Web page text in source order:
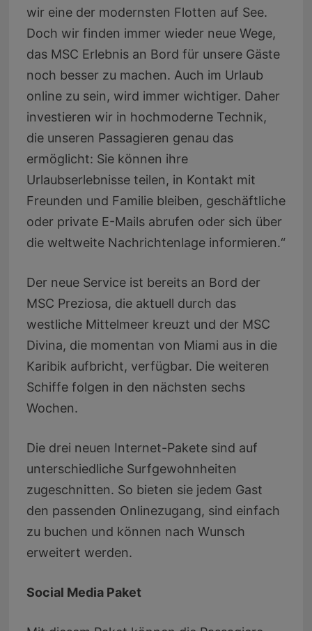
wir eine der modernsten Flotten auf See.
Doch wir finden immer wieder neue Wege,
das MSC Erlebnis an Bord für unsere Gäste
noch besser zu machen. Auch im Urlaub
online zu sein, wird immer wichtiger. Daher
investieren wir in hochmoderne Technik,
die unseren Passagieren genau das
ermöglicht: Sie können ihre
Urlaubserlebnisse teilen, in Kontakt mit
Freunden und Familie bleiben, geschäftliche
oder private E-Mails abrufen oder sich über
die weltweite Nachrichtenlage informieren.“
Der neue Service ist bereits an Bord der
MSC Preziosa, die aktuell durch das
westliche Mittelmeer kreuzt und der MSC
Divina, die momentan von Miami aus in die
Karibik aufbricht, verfügbar. Die weiteren
Schiffe folgen in den nächsten sechs
Wochen.
Die drei neuen Internet-Pakete sind auf
unterschiedliche Surfgewohnheiten
zugeschnitten. So bieten sie jedem Gast
den passenden Onlinezugang, sind einfach
zu buchen und können nach Wunsch
erweitert werden.
Social Media Paket